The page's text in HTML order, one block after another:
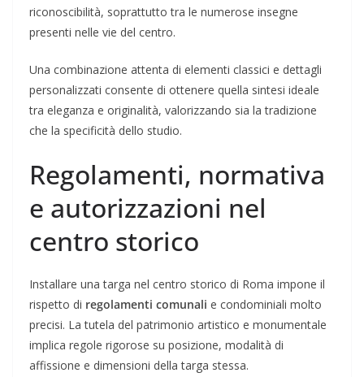
riconoscibilità, soprattutto tra le numerose insegne
presenti nelle vie del centro.
Una combinazione attenta di elementi classici e dettagli
personalizzati consente di ottenere quella sintesi ideale
tra eleganza e originalità, valorizzando sia la tradizione
che la specificità dello studio.
Regolamenti, normativa
e autorizzazioni nel
centro storico
Installare una targa nel centro storico di Roma impone il
rispetto di regolamenti comunali e condominiali molto
precisi. La tutela del patrimonio artistico e monumentale
implica regole rigorose su posizione, modalità di
affissione e dimensioni della targa stessa.